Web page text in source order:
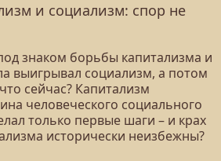
и социализм: спор не
знаком борьбы капитализма и
выигрывал социализм, а потом
сейчас? Капитализм
человеческого социального
только первые шаги – и крах
исторически неизбежны?